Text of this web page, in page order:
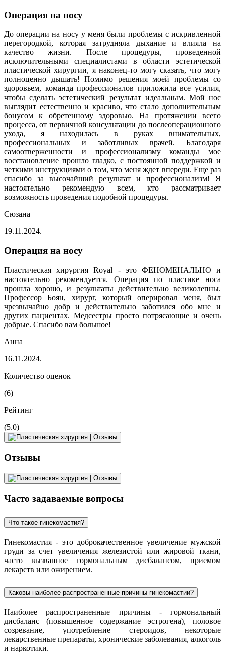
Операция на носу
До операции на носу у меня были проблемы с искривленной
перегородкой, которая затрудняла дыхание и влияла на
качество жизни. После процедуры, проведенной
исключительными специалистами в области эстетической
пластической хирургии, я наконец-то могу сказать, что могу
полноценно дышать! Помимо решения моей проблемы со
здоровьем, команда профессионалов приложила все усилия,
чтобы сделать эстетический результат идеальным. Мой нос
выглядит естественно и красиво, что стало дополнительным
бонусом к обретенному здоровью. На протяжении всего
процесса, от первичной консультации до послеоперационного
ухода, я находилась в руках внимательных,
профессиональных и заботливых врачей. Благодаря
самоотверженности и профессионализму команды мое
восстановление прошло гладко, с постоянной поддержкой и
четкими инструкциями о том, что меня ждет впереди. Еще раз
спасибо за высочайший результат и профессионализм! Я
настоятельно рекомендую всем, кто рассматривает
возможность проведения подобной процедуры.
Сюзана
19.11.2024.
Операция на носу
Пластическая хирургия Royal - это ФЕНОМЕНАЛЬНО и
настоятельно рекомендуется. Операция по пластике носа
прошла хорошо, и результаты действительно великолепны.
Профессор Боян, хирург, который оперировал меня, был
чрезвычайно добр и действительно заботился обо мне и
других пациентах. Медсестры просто потрясающие и очень
добрые. Спасибо вам большое!
Анна
16.11.2024.
Количество оценок
(6)
Рейтинг
(5.0)
Отзывы
Часто задаваемые вопросы
Что такое гинекомастия?
Гинекомастия - это доброкачественное увеличение мужской
груди за счет увеличения железистой или жировой ткани,
часто вызванное гормональным дисбалансом, приемом
лекарств или ожирением.
Каковы наиболее распространенные причины гинекомастии?
Наиболее распространенные причины - гормональный
дисбаланс (повышенное содержание эстрогена), половое
созревание, употребление стероидов, некоторые
лекарственные препараты, хронические заболевания, алкоголь
и наркотики.